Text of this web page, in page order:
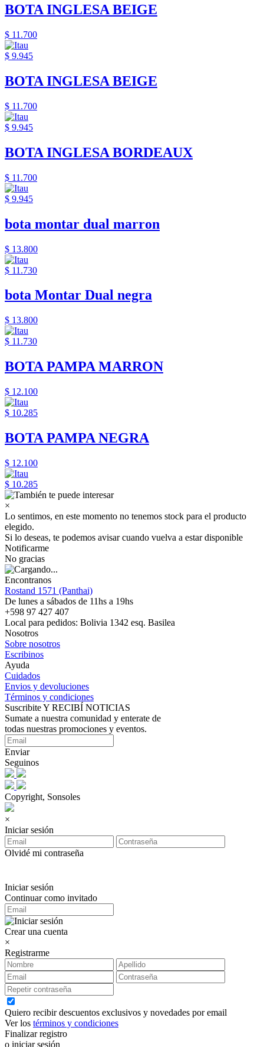
BOTA INGLESA BEIGE
$ 11.700
$ 9.945
BOTA INGLESA BEIGE
$ 11.700
$ 9.945
BOTA INGLESA BORDEAUX
$ 11.700
$ 9.945
bota montar dual marron
$ 13.800
$ 11.730
bota Montar Dual negra
$ 13.800
$ 11.730
BOTA PAMPA MARRON
$ 12.100
$ 10.285
BOTA PAMPA NEGRA
$ 12.100
$ 10.285
×
Lo sentimos, en este momento no tenemos stock para el producto
elegido.
Si lo deseas, te podemos avisar cuando vuelva a estar disponible
Notificarme
No gracias
Encontranos
Rostand 1571 (Panthai)
De lunes a sábados de 11hs a 19hs
+598 97 427 407
Local para pedidos: Bolivia 1342 esq. Basilea
Nosotros
Sobre nosotros
Escribinos
Ayuda
Cuidados
Envios y devoluciones
Términos y condiciones
Suscribite Y RECIBÍ NOTICIAS
Sumate a nuestra comunidad y enterate de
todas nuestras promociones y eventos.
Enviar
Seguinos
Copyright, Sonsoles
×
Iniciar sesión
Olvidé mi contraseña
Iniciar sesión
Continuar como invitado
Crear una cuenta
×
Registrarme
Quiero recibir descuentos exclusivos y novedades por email
Ver los términos y condiciones
Finalizar registro
o iniciar sesión